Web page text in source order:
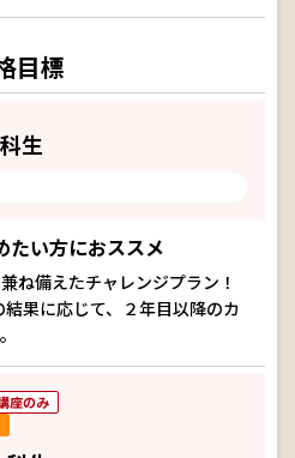
目標
生
たい方におススメ
ね備えたチャレンジプラン！
果に応じて、２年目以降のカ
座のみ